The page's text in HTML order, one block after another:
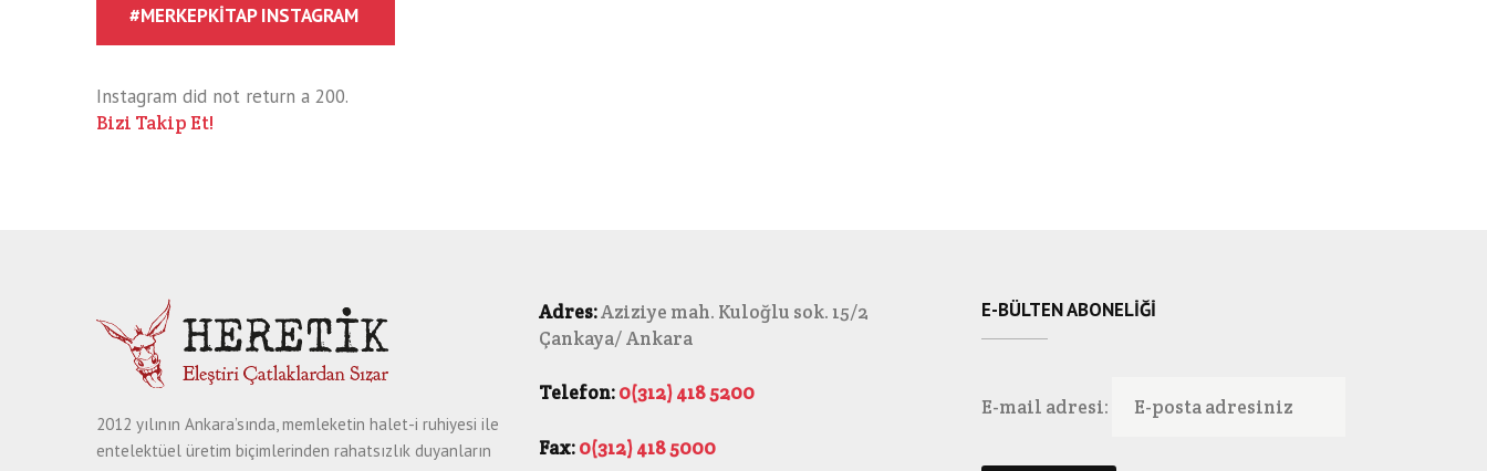
#MERKEPKITAP INSTAGRAM
Instagram did not return a 200.
Bizi Takip Et!
2012 yılının Ankara’sında, memleketin halet-i ruhiyesi ile
entelektüel üretim biçimlerinden rahatsızlık duyanların
Adres:Aziziye mah. Kuloğlu sok. 15/2
Çankaya/ Ankara
Telefon:0(312) 418 5200
Fax:0(312) 418 5000
E-BÜLTEN ABONELIĞI
E-mail adresi: